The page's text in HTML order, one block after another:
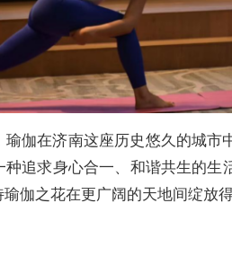
瑜伽在济南这座历史悠久的城
追求身心合一、和谐共生的生
伽之花在更广阔的天地间绽放得